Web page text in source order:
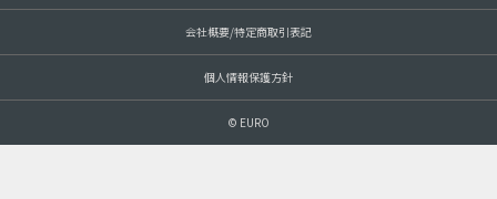
会社概要/特定商取引表記
個人情報保護方針
© EURO